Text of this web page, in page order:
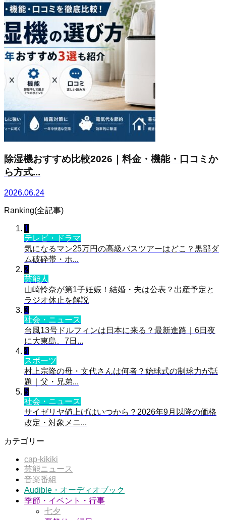
除湿機おすすめ比較2026｜料金・機能・口コミか
ら方式...
2026.06.24
Ranking(全記事)
1
テレビ・ドラマ
気になるマン25万円の高級バスツアーはどこ？黒部ダ
ム破砕帯・ホ...
2
芸能人
山崎怜奈が第1子妊娠！結婚・夫は公表？出産予定と
ラジオ休止を解説
3
社会・ニュース
台風13号ドルフィンは日本に来る？最新進路｜6日夜
に大東島、7日...
4
スポーツ
村上宗隆の母・文代さんは何者？始球式の制球力が話
題｜父・兄弟...
5
社会・ニュース
サイゼリヤ値上げはいつから？2026年9月以降の価格
改定・対象メニ...
カテゴリー
cap-kikiki
芸能ニュース
音楽番組
Audible・オーディオブック
季節・イベント・行事
七夕